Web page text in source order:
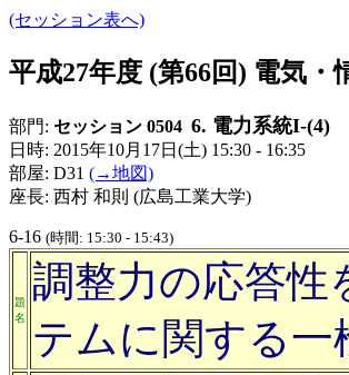
(セッション表へ)
平成27年度 (第66回) 電気
部門: セッション 0504 6. 電力系統I-(4)
日時: 2015年10月17日(土) 15:30 - 16:35
部屋: D31 (→地図)
座長: 西村 和則 (広島工業大学)
6-16 (時間: 15:30 - 15:43)
題
名
調整力の応答性
テムに関する一